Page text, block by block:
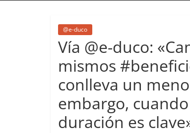
Gestión
del
Learn
Do
more.
@e-duco
Vía @e-duco:
mismos
conlleva un
embargo,
duración es